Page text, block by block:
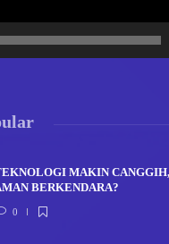
MAKIN
BERKENDARA?
0